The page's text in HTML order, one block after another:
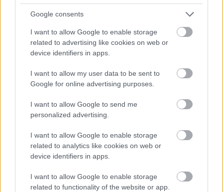
Google consents
I want to allow Google to enable storage
related to advertising like cookies on web or
device identifiers in apps.
I want to allow my user data to be sent to
Google for online advertising purposes.
I want to allow Google to send me
personalized advertising.
I want to allow Google to enable storage
related to analytics like cookies on web or
device identifiers in apps.
I want to allow Google to enable storage
related to functionality of the website or app.
Meccs Center
Paris Saint-Germain
Manchester United
Nya Ullevi, Göteborg
2026-08-08 17:00